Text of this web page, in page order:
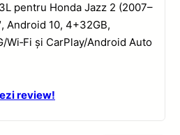
pentru Honda Jazz 2 (2007–
Android 10, 4+32GB,
Wi‑Fi și CarPlay/Android Auto
review!